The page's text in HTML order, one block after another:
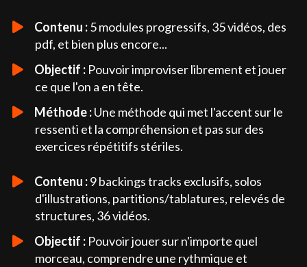
Contenu :5 modules progressifs, 35 vidéos, des
pdf, et bien plus encore...
Objectif : Pouvoir improviser librement et jouer
ce que l'on a en tête.
Méthode :Une méthode qui met l'accent sur le
ressenti et la compréhension et pas sur des
exercices répétitifs stériles.
Contenu :9 backings tracks exclusifs, solos
d'illustrations, partitions/tablatures, relevés de
structures, 36 vidéos.
Objectif : Pouvoir jouer sur n'importe quel
morceau, comprendre une rythmique et